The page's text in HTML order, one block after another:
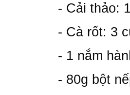
- Cải thảo:
- Cà rốt: 3
- 1 nắm
- 80g bột